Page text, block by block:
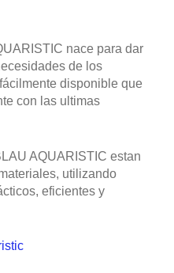
nace para dar
de los
disponible que
con las ultimas
AQUARISTIC estan
utilizando
eficientes y